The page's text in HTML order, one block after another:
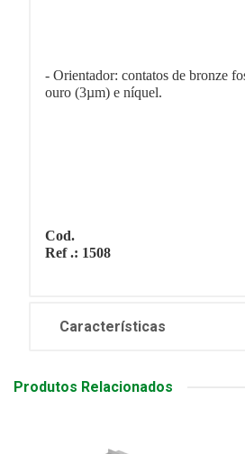
- Orientador: contatos de bronze
ouro (3µm) e níquel.
Cod.
Ref .: 1508
Características
Produtos Relacionados